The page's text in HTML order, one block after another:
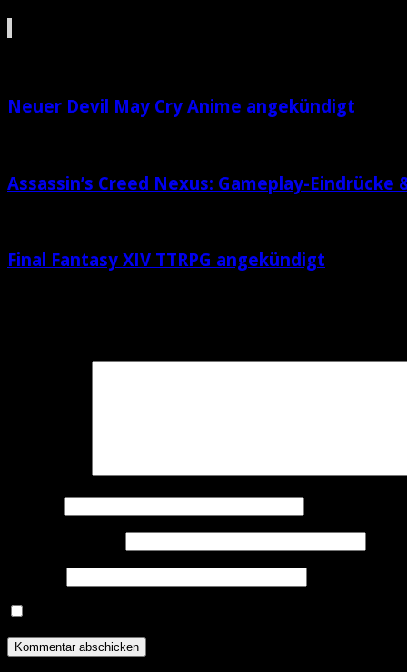
Neuer Devil May Cry Anime angekündigt
Assassin’s Creed Nexus: Gameplay-Eindrücke
Final Fantasy XIV TTRPG angekündigt